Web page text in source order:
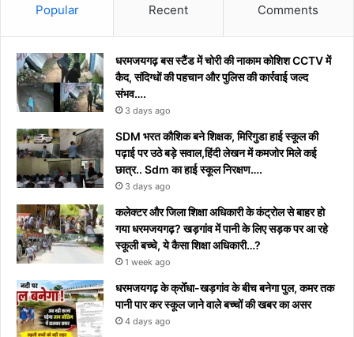
Popular Recent Comments
धरमजयगढ़ बस स्टैंड में चोरी की नाकाम कोशिश CCTV में
कैद, संदिग्धों की पहचान और पुलिस की कार्रवाई जल्द
संभव….
3 days ago
​SDM भरत कौशिक बने शिक्षक, मिरिगुडा हाई स्कूल की
पढ़ाई पर उठे बड़े सवाल,हिंदी लेखन में कमजोर मिले कई
छात्र.. Sdm का हाई स्कूल निरक्षण….
3 days ago
कलेक्टर और जिला शिक्षा अधिकारी के कंट्रोल से बाहर हो
गया धरमजयगढ़? खड़गांव में पानी के लिए सड़क पर आ रहे
स्कूली बच्चे, ये कैसा शिक्षा अधिकारी…?
1 week ago
धरमजयगढ़ के क्रोँधा-खड़गांव ​के बीच बनेगा पुल, कमर तक
पानी पार कर स्कूल जाने वाले बच्चों की खबर का असर​
4 days ago